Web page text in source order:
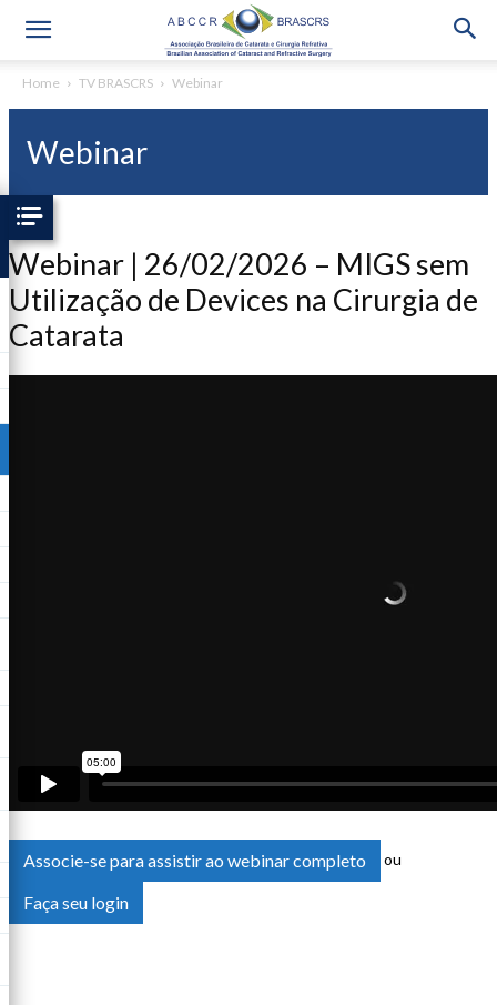
Home TV BRASCRS Webinar
Webinar
Webinar | 26/02/2026 – MIGS sem
Utilização de Devices na Cirurgia de
Catarata
Associe-se para assistir ao webinar completo ou
Faça seu login